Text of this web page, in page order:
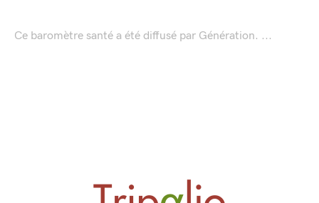
Ce baromètre santé a été diffusé par Génération. ...